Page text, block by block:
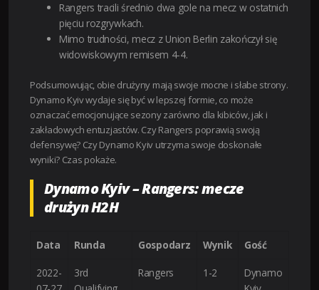
Rangers tracili średnio dwa gole na mecz w ostatnich
pięciu rozgrywkach.
Mimo trudności, mecz z Union Berlin zakończył się
widowiskowym remisem 4-4.
Podsumowując, obie drużyny mają swoje mocne i słabe strony.
Dynamo Kyiv wydaje się być w lepszej formie, co może
oznaczać emocjonujące sezony zarówno dla kibiców, jak i
zakładowych entuzjastów. Czy Rangers poprawią swoją
defensywę? Czy Dynamo Kyiv utrzyma swoje doskonałe
wyniki? Czas pokaże.
Dynamo Kyiv – Rangers: mecze
drużyn H2H
Data Runda Gospodarz Wynik Gość
2022-
3rd
Rangers 1-2
Dynamo